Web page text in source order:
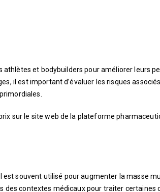
et bodybuilders pour améliorer leurs
il est important d’évaluer les risques
sur le site web de la plateforme
souvent utilisé pour augmenter la masse
contextes médicaux pour traiter certaines